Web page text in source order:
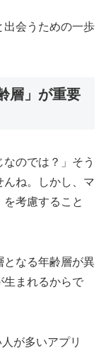
出会うための一歩
層」が重要
なのでは？」そう
んね。しかし、マ
考慮すること
となる年齢層が異
生まれるからで
が多いアプリ